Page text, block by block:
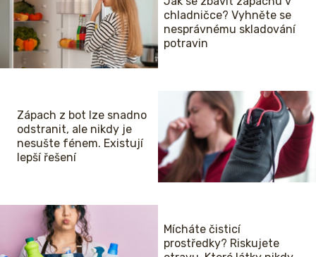
chladničce? Vyhněte se
nesprávnému skladování
potravin
Zápach z bot lze snadno
odstranit, ale nikdy je
nesušte fénem. Existují
lepší řešení
Mícháte čisticí
prostředky? Riskujete